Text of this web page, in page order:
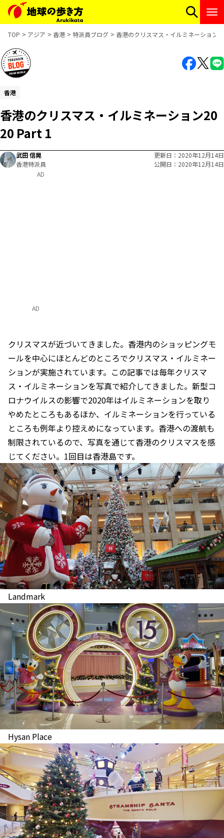
TOP アジア 香港 特派員ブログ 香港のクリスマス・イルミネーション
香港
香港のクリスマス・イルミネーション20
20 Part 1
武田 信晃
香港特派員
更新日
2020年12月14日
公開日
2020年12月14日
AD
クリスマスが近づいてきました。香港内のショッピングモ
ールを中心にほとんどのところでクリスマス・イルミネー
ションが実施されています。この記事では毎年クリスマ
ス・イルミネーションを写真で紹介してきました。新型コ
ロナウイルスの影響で2020年はイルミネーションを取り
やめたところもあるほか、イルミネーションを行っている
ところも例年より控えめになっています。香港への渡航も
制限されているので、写真を通じて香港のクリスマスを感
じてください。1回目は香港島です。
Landmark
Hysan Place
AD